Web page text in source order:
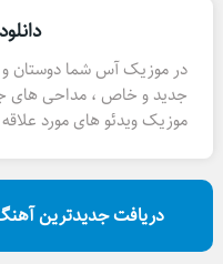
در موزیک آس شما دوستان و
جدید و خاص ، مداحی های
موزیک ویدئو های مورد
دریافت جدیدترین